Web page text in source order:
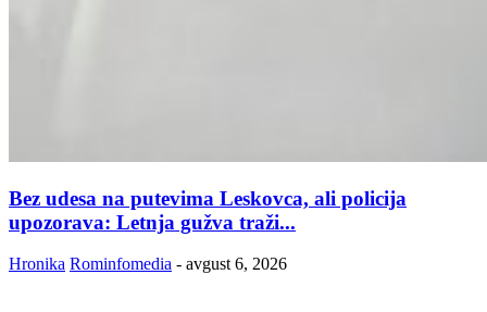
Bez udesa na putevima Leskovca, ali policija
upozorava: Letnja gužva traži...
Hronika Rominfomedia - avgust 6, 2026